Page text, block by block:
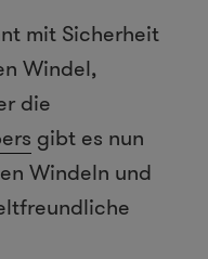
mit Sicherheit
Windel,
die
gibt es nun
Windeln und